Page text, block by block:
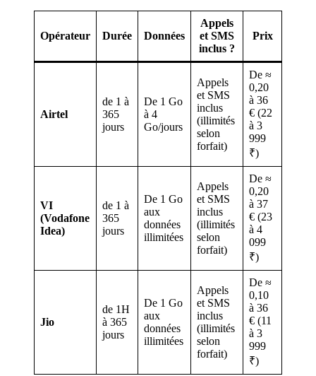
Opérateur Durée Données
Appels
et SMS
inclus ?
Prix
Airtel
de 1 à
365
jours
De 1 Go
à 4
Go/jours
Appels
et SMS
inclus
(illimités
selon
forfait)
De ≈
0,20
à 36
€ (22
à 3
999
₹)
VI
(Vodafone
Idea)
de 1 à
365
jours
De 1 Go
aux
données
illimitées
Appels
et SMS
inclus
(illimités
selon
forfait)
De ≈
0,20
à 37
€ (23
à 4
099
₹)
Jio
de 1H
à 365
jours
De 1 Go
aux
données
illimitées
Appels
et SMS
inclus
(illimités
selon
forfait)
De ≈
0,10
à 36
€ (11
à 3
999
₹)